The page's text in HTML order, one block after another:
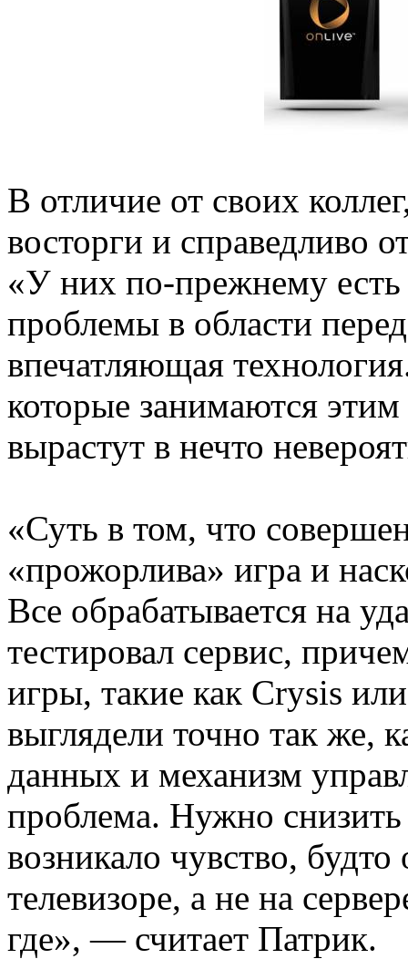
В отличие от своих
восторги и справедливо
«У них по-прежнему
проблемы в области
впечатляющая
которые занимаются
вырастут в нечто
«Суть в том, что
«прожорлива» игра и
Все обрабатывается на
тестировал сервис,
игры, такие как Crysis
выглядели точно так же,
данных и механизм
проблема. Нужно
возникало чувство,
телевизоре, а не на
где», — считает Патрик.